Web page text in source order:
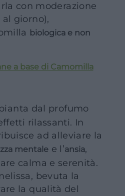
con moderazione
al giorno),
biologica e non
a base di Camomilla
dal profumo
rilassanti. In
ad alleviare la
mentale e l’ansia,
calma e serenità.
bevuta la
la qualità del